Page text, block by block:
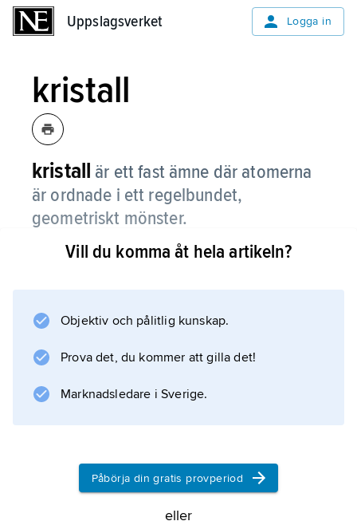
Uppslagsverket Logga in
kristall
kristall är ett fast ämne där atomerna
är ordnade i ett regelbundet,
geometriskt mönster.
Kristaller bildas
Vill du komma åt hela artikeln?
Objektiv och pålitlig kunskap.
Prova det, du kommer att gilla det!
Marknadsledare i Sverige.
Påbörja din gratis provperiod
eller